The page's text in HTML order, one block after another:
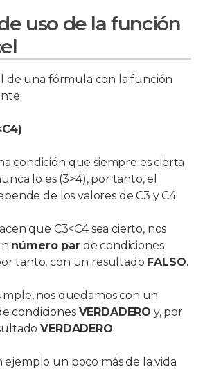
uso de la función
de una fórmula con la función
condición que siempre es cierta
lo es (3>4), por tanto, el
de los valores de C3 y C4.
que C3<C4 sea cierto, nos
número parde condiciones
tanto, con un resultado FALSO.
nos quedamos con un
condiciones VERDADERO y, por
VERDADERO.
ejemplo un poco más de la vida